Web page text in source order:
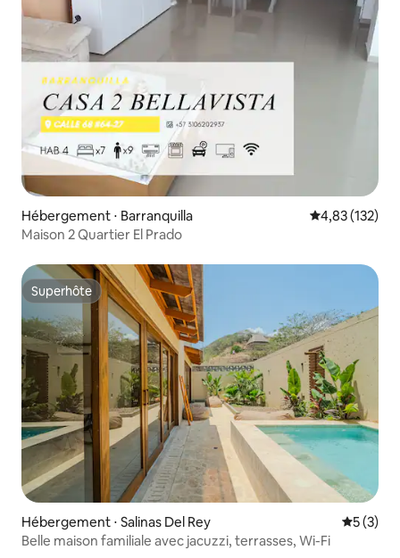
Hébergement ⋅ Barranquilla Évaluation
4,83 (132)
Maison 2 Quartier El Prado
Superhôte
Superhôte
Hébergement ⋅ Salinas Del Rey
5 (3)
Belle maison familiale avec jacuzzi, terrasses, Wi-Fi